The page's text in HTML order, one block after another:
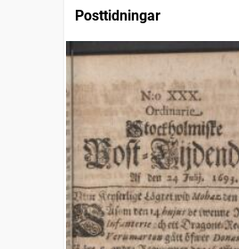
Posttidningar